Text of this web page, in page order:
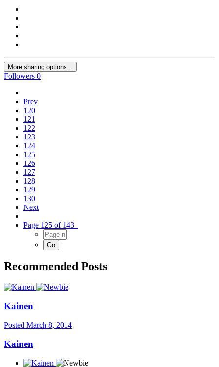
More sharing options...
Followers 0
Prev
120
121
122
123
124
125
126
127
128
129
130
Next
Page 125 of 143
Recommended Posts
Kainen
Posted March 8, 2014
Kainen